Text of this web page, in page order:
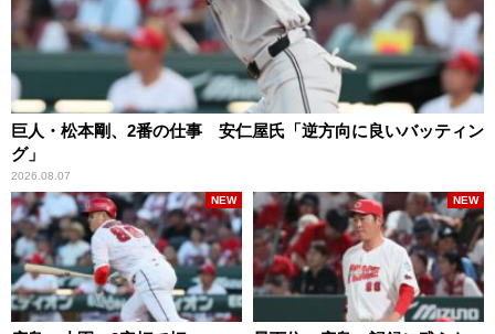
巨人・松本剛、2番の仕事 安仁屋氏「逆方向に良いバッティン
グ」
2026.08.07
NEW NEW